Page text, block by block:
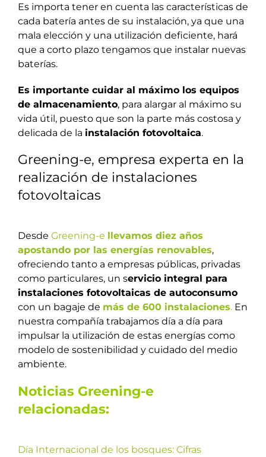
Es importa tener en cuenta las características de
cada batería antes de su instalación, ya que una
mala elección y una utilización deficiente, hará
que a corto plazo tengamos que instalar nuevas
baterías.
Es importante cuidar al máximo los equipos
de almacenamiento, para alargar al máximo su
vida útil, puesto que son la parte más costosa y
delicada de la instalación fotovoltaica.
Greening-e, empresa experta en la
realización de instalaciones
fotovoltaicas
Desde Greening-e llevamos diez años
apostando por las energías renovables,
ofreciendo tanto a empresas públicas, privadas
como particulares, un servicio integral para
instalaciones fotovoltaicas de autoconsumo
con un bagaje de más de 600 instalaciones. En
nuestra compañía trabajamos día a día para
impulsar la utilización de estas energías como
modelo de sostenibilidad y cuidado del medio
ambiente.
Noticias Greening-e
relacionadas:
Día Internacional de los bosques: Cifras